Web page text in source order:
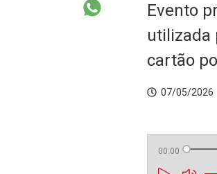
Evento
utilizada
cartão
07/05/2026
00:00